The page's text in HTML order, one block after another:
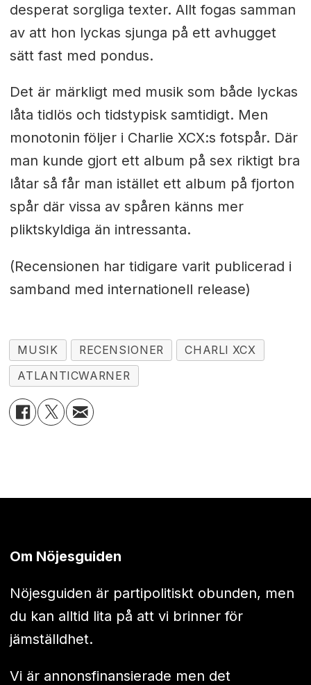
desperat sorgliga texter. Allt fogas samman
av att hon lyckas sjunga på ett avhugget
sätt fast med pondus.
Det är märkligt med musik som både lyckas
låta tidlös och tidstypisk samtidigt. Men
monotonin följer i Charlie XCX:s fotspår. Där
man kunde gjort ett album på sex riktigt bra
låtar så får man istället ett album på fjorton
spår där vissa av spåren känns mer
pliktskyldiga än intressanta.
(Recensionen har tidigare varit publicerad i
samband med internationell release)
MUSIK RECENSIONER
CHARLI XCX
ATLANTICWARNER
Om Nöjesguiden
Nöjesguiden är partipolitiskt obunden, men
du kan alltid lita på att vi brinner för
jämställdhet.
Vi är annonsfinansierade men det